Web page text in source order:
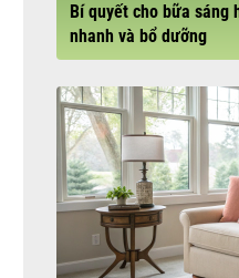
Bí quyết cho bữa sáng
nhanh và bổ dưỡng